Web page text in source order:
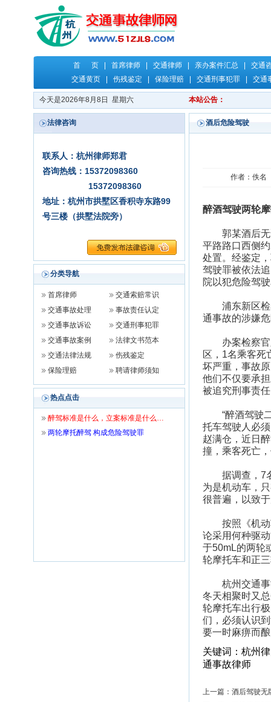
首 页 首席律师 交通律师 亲办案件汇总
交通
交通黄页
伤残鉴定 保险理赔 交通刑事犯罪 交通
今天是2026年8月8日 星期六 本站公告：
法律咨询
联系人：杭州律师郑君
咨询热线：15372098360
15372098360
地址：杭州市拱墅区香积寺东路99
号三楼（拱墅法院旁）
分类导航
首席律师
交通索赔常识
交通事故处理
事故责任认定
交通事故诉讼
交通刑事犯罪
交通事故案例
法律文书范本
交通法律法规
伤残鉴定
保险理赔
聘请律师须知
热点点击
醉驾标准是什么，立案标准是什么…
两轮摩托醉驾 构成危险驾驶罪
酒后危险驾驶
作者：佚
醉酒驾驶两轮
郭某酒后无
平路路口西侧
处置。经鉴定
驾驶罪被依法
院以犯危险驾
浦东新区检
通事故的涉嫌
办案检察官
区，1名乘客死
坏严重，事故
他们不仅要承
被追究刑事责
“醉酒驾驶二
托车驾驶人必
赵满仓，近日
撞，乘客死亡
据调查，7名
为是机动车，
很普遍，以致
按照《机动
论采用何种驱
于50mL的两轮
轮摩托车和正
杭州交通事
冬天相聚时又
轮摩托车出行
们，必须认识
要一时麻痹而
关键词： 杭州
通事故律师
上一篇： 酒后驾驶无